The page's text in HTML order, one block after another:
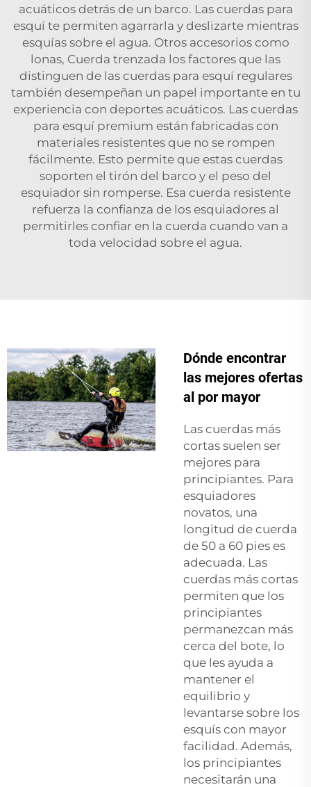
acuáticos detrás de un barco. Las cuerdas para
esquí te permiten agarrarla y deslizarte mientras
esquías sobre el agua. Otros accesorios como
lonas, Cuerda trenzada los factores que las
distinguen de las cuerdas para esquí regulares
también desempeñan un papel importante en tu
experiencia con deportes acuáticos. Las cuerdas
para esquí premium están fabricadas con
materiales resistentes que no se rompen
fácilmente. Esto permite que estas cuerdas
soporten el tirón del barco y el peso del
esquiador sin romperse. Esa cuerda resistente
refuerza la confianza de los esquiadores al
permitirles confiar en la cuerda cuando van a
toda velocidad sobre el agua.
Dónde encontrar
las mejores ofertas
al por mayor
Las cuerdas más
cortas suelen ser
mejores para
principiantes. Para
esquiadores
novatos, una
longitud de cuerda
de 50 a 60 pies es
adecuada. Las
cuerdas más cortas
permiten que los
principiantes
permanezcan más
cerca del bote, lo
que les ayuda a
mantener el
equilibrio y
levantarse sobre los
esquís con mayor
facilidad. Además,
los principiantes
necesitarán una